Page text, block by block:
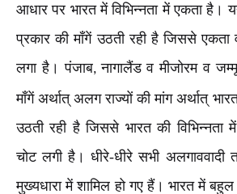
आधार पर भारत में विभिन्नता में एकता है।
प्रकार की माँगें उठती रही है जिससे
लगा है। पंजाब,नागालैंड व मीजोरम व
माँगें अर्थात् अलग राज्यों की मांग अर्थात्
उठती रही है जिससे भारत की विभिन्नता
चोट लगी है। धीरे-धीरे सभी अलगाववादी
मुख्यधारा में शामिल हो गए हैं। भारत में